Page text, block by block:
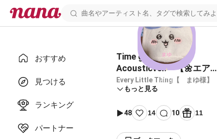
おすすめ
見つける
ランキング
パートナー
Time goes by 〜
Acousticver.〜【🌼エア
ハモ】
Every Little Thing【⠀ まゆ様】
もっと見る
48 14 10 11